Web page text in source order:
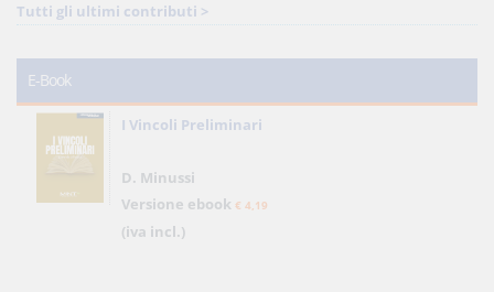
Tutti gli ultimi contributi >
E-Book
I Vincoli Preliminari
D. Minussi
Versione ebook € 4,19
(iva incl.)